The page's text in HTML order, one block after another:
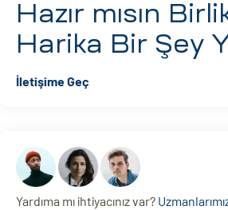
Hazır mısın
Harika Bir Şey
İletişime Geç
Yardıma mı ihtiyacınız var?